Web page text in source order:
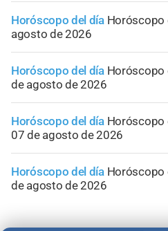
Horóscopo del día Horóscopo
agosto de 2026
Horóscopo del día Horóscopo
de agosto de 2026
Horóscopo del día Horóscopo
07 de agosto de 2026
Horóscopo del día Horóscopo
de agosto de 2026